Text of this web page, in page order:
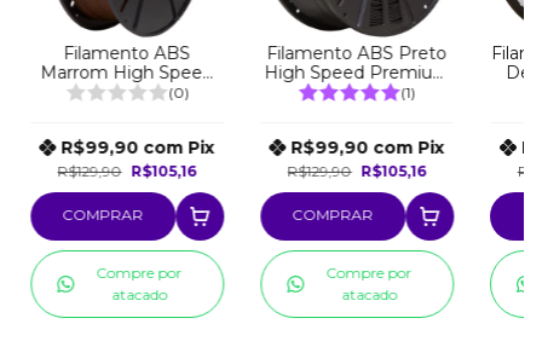
Filamento ABS
Marrom High Speed
Premium - 1Kg
(0)
R$129,90 R$105,16
R$99,90 com Pix
COMPRAR
Compre por
atacado
Filamento ABS Preto
High Speed Premium
- 1Kg
(1)
R$129,90 R$105,16
R$99,90 com Pix
COMPRAR
Compre por
atacado